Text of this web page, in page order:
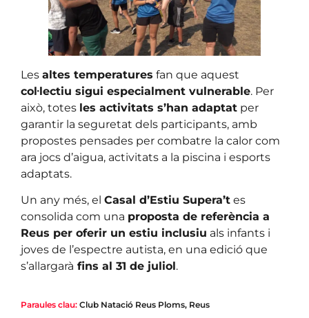
Les altes temperatures fan que aquest
col·lectiu sigui especialment vulnerable. Per
això, totes les activitats s’han adaptat per
garantir la seguretat dels participants, amb
propostes pensades per combatre la calor com
ara jocs d’aigua, activitats a la piscina i esports
adaptats.
Un any més, el Casal d’Estiu Supera’t es
consolida com una proposta de referència a
Reus per oferir un estiu inclusiu als infants i
joves de l’espectre autista, en una edició que
s’allargarà fins al 31 de juliol.
Paraules clau: Club Natació Reus Ploms, Reus